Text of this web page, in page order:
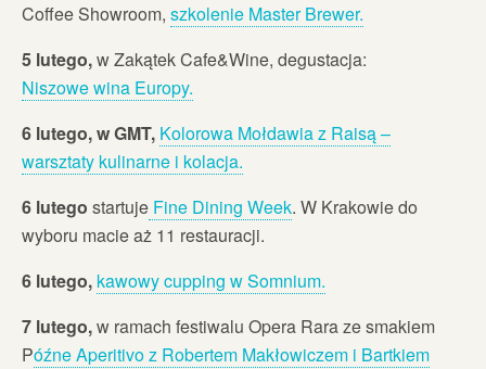
Coffee Showroom, szkolenie Master Brewer.
5 lutego,w Zakątek Cafe&Wine, degustacja:
Niszowe wina Europy.
6 lutego, w GMT, Kolorowa Mołdawia z Raisą –
warsztaty kulinarne i kolacja.
6 lutego startuje Fine Dining Week. W Krakowie do
wyboru macie aż 11 restauracji.
6 lutego, kawowy cupping w Somnium.
7 lutego,w ramach festiwalu Opera Rara ze smakiem
Późne Aperitivo z Robertem Makłowiczem i Bartkiem